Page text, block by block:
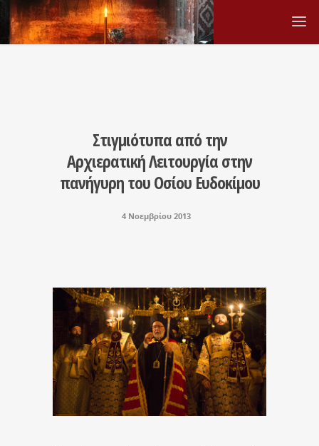
Στιγμιότυπα από την
Αρχιερατική Λειτουργία στην
πανήγυρη του Οσίου Ευδοκίμου
4 Νοεμβρίου 2013